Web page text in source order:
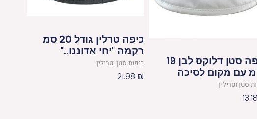
כיפה סטן דלוקס לבן 19
עם מקום לסיכה
סטן וטרילין
13.18
כיפה טרלין גודל 20 סמ
רקמה "יחי אדוננו.."
כיפות סטן וטרילין
21.98 ₪